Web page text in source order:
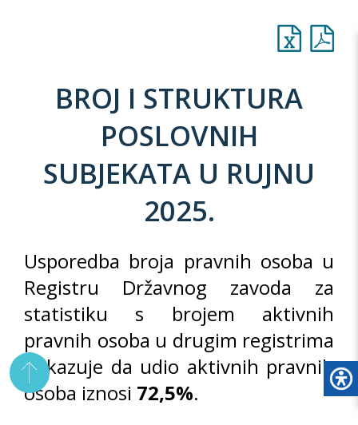
BROJ I STRUKTURA
POSLOVNIH
SUBJEKATA U RUJNU
2025.
Usporedba broja pravnih osoba u
Registru Državnog zavoda za
statistiku s brojem aktivnih
pravnih osoba u drugim registrima
pokazuje da udio aktivnih pravnih
osoba iznosi 72,5%.